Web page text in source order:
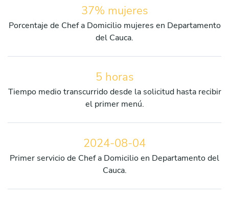
37% mujeres
Porcentaje de Chef a Domicilio mujeres en Departamento
del Cauca.
5 horas
Tiempo medio transcurrido desde la solicitud hasta recibir
el primer menú.
2024-08-04
Primer servicio de Chef a Domicilio en Departamento del
Cauca.